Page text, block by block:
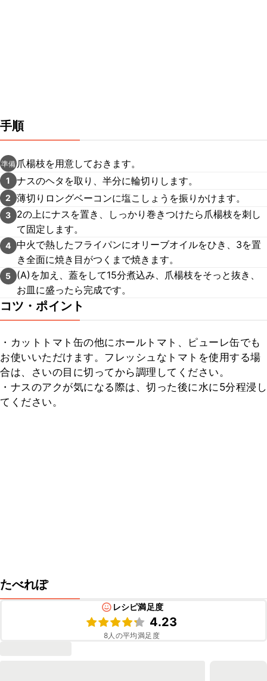
手順
準備 爪楊枝を用意しておきます。
1 ナスのヘタを取り、半分に輪切りします。
2 薄切りロングベーコンに塩こしょうを振りかけます。
3
2の上にナスを置き、しっかり巻きつけたら爪楊枝を刺し
て固定します。
4 中火で熱したフライパンにオリーブオイルをひき、3を置
き全面に焼き目がつくまで焼きます。
5
(A)を加え、蓋をして15分煮込み、爪楊枝をそっと抜き、
お皿に盛ったら完成です。
コツ・ポイント
・カットトマト缶の他にホールトマト、ピューレ缶でも
お使いいただけます。フレッシュなトマトを使用する場
合は、さいの目に切ってから調理してください。
・ナスのアクが気になる際は、切った後に水に5分程浸し
てください。
たべれぽ
レシピ満足度
4.23
8人の平均満足度